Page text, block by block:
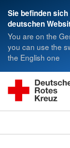
Sie befinden
deutschen
You are on the
you can use the
the English one